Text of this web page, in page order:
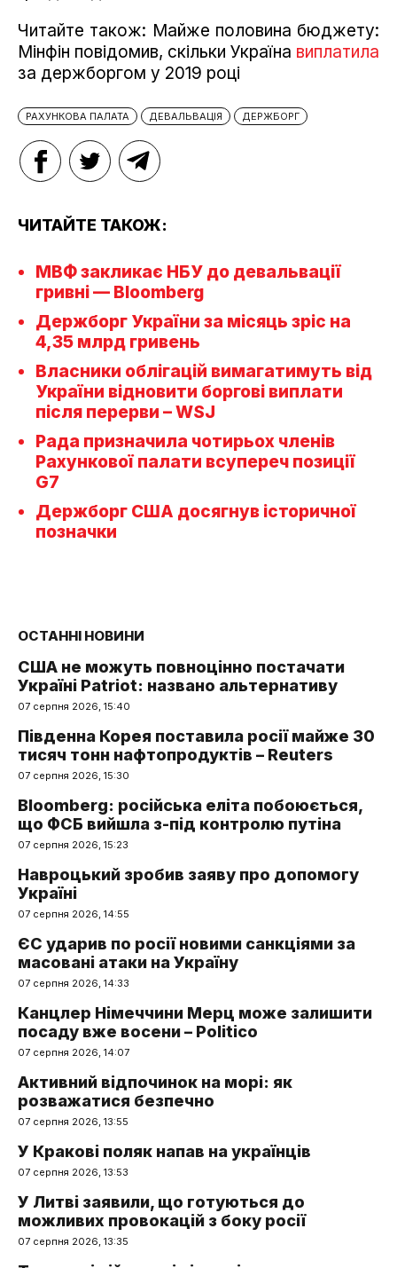
Читайте також: Майже половина бюджету:
Мінфін повідомив, скільки Україна виплатила
за держборгом у 2019 році
РАХУНКОВА ПАЛАТА ДЕВАЛЬВАЦІЯ ДЕРЖБОРГ
ЧИТАЙТЕ ТАКОЖ:
МВФ закликає НБУ до девальвації
гривні — Bloomberg
Держборг України за місяць зріс на
4,35 млрд гривень
Власники облігацій вимагатимуть від
України відновити боргові виплати
після перерви – WSJ
Рада призначила чотирьох членів
Рахункової палати всупереч позиції
G7
Держборг США досягнув історичної
позначки
ОСТАННІ НОВИНИ
США не можуть повноцінно постачати
Україні Patriot: названо альтернативу
07 серпня 2026, 15:40
Південна Корея поставила росії майже 30
тисяч тонн нафтопродуктів – Reuters
07 серпня 2026, 15:30
Bloomberg: російська еліта побоюється,
що ФСБ вийшла з-під контролю путіна
07 серпня 2026, 15:23
Навроцький зробив заяву про допомогу
Україні
07 серпня 2026, 14:55
ЄС ударив по росії новими санкціями за
масовані атаки на Україну
07 серпня 2026, 14:33
Канцлер Німеччини Мерц може залишити
посаду вже восени – Politico
07 серпня 2026, 14:07
Активний відпочинок на морі: як
розважатися безпечно
07 серпня 2026, 13:55
У Кракові поляк напав на українців
07 серпня 2026, 13:53
У Литві заявили, що готуються до
можливих провокацій з боку росії
07 серпня 2026, 13:35